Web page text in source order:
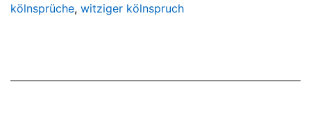
kölnsprüche, witziger kölnspruch